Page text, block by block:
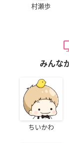
村瀬歩
みんな
ちいかわ